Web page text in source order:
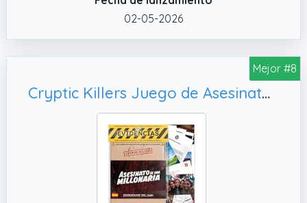
en equipo, en pareja o para cualquiera que
investigación os espera una nueva y
emocionante escena del crimen.
Ambientaciones intensas, llenas de intrigas y
oscuros secretos.
✔️ Experiencia de juego multimedia:
investigad con una mezcla única de pruebas
físicas y elementos digitales: webs, vídeos,
02-05-2026
Mejor #8
Cryptic Killers Juego de Asesinato y Misterio sin Resolver Investigación del expediente de un Caso con Pistas/Pruebas de Detectives - Resuelve el Crimen - Asesinato de una millonaria